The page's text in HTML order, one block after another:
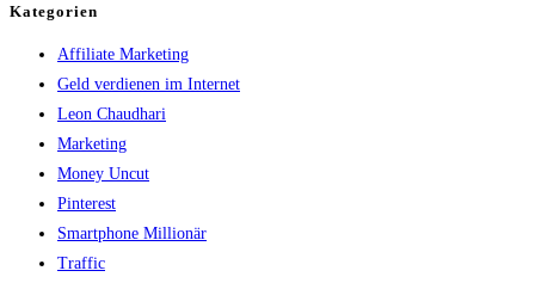
Kategorien
Affiliate Marketing
Geld verdienen im Internet
Leon Chaudhari
Marketing
Money Uncut
Pinterest
Smartphone Millionär
Traffic